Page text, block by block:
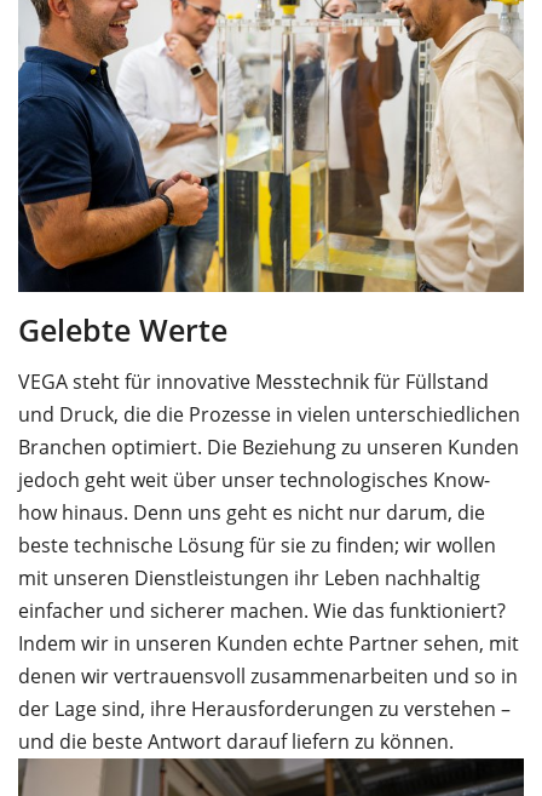
Gelebte Werte
VEGA steht für innovative Messtechnik für Füllstand
und Druck, die die Prozesse in vielen unterschiedlichen
Branchen optimiert. Die Beziehung zu unseren Kunden
jedoch geht weit über unser technologisches Know-
how hinaus. Denn uns geht es nicht nur darum, die
beste technische Lösung für sie zu finden; wir wollen
mit unseren Dienstleistungen ihr Leben nachhaltig
einfacher und sicherer machen. Wie das funktioniert?
Indem wir in unseren Kunden echte Partner sehen, mit
denen wir vertrauensvoll zusammenarbeiten und so in
der Lage sind, ihre Herausforderungen zu verstehen –
und die beste Antwort darauf liefern zu können.